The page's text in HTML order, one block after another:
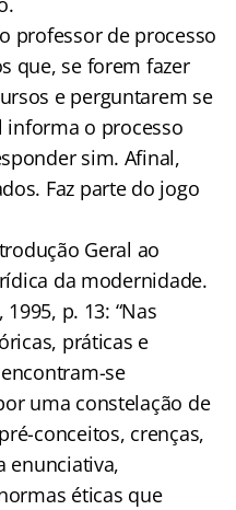
professor de processo
que, se forem fazer
e perguntarem se
informa o processo
sim. Afinal,
Faz parte do jogo
Geral ao
da modernidade.
p. 13: “Nas
práticas e
se
uma constelação de
conceitos, crenças,
enunciativa,
éticas que